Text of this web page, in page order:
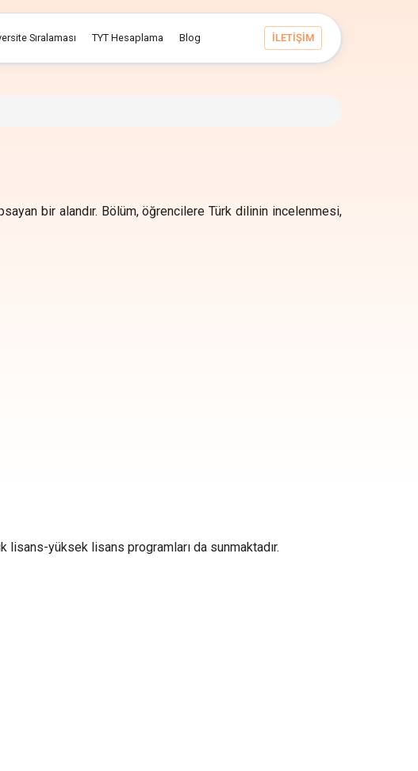
Sıralaması TYT Hesaplama Blog İLETİŞİM
bir alandır. Bölüm, öğrencilere Türk dilinin incelenmesi,
lisans-yüksek lisans programları da sunmaktadır.